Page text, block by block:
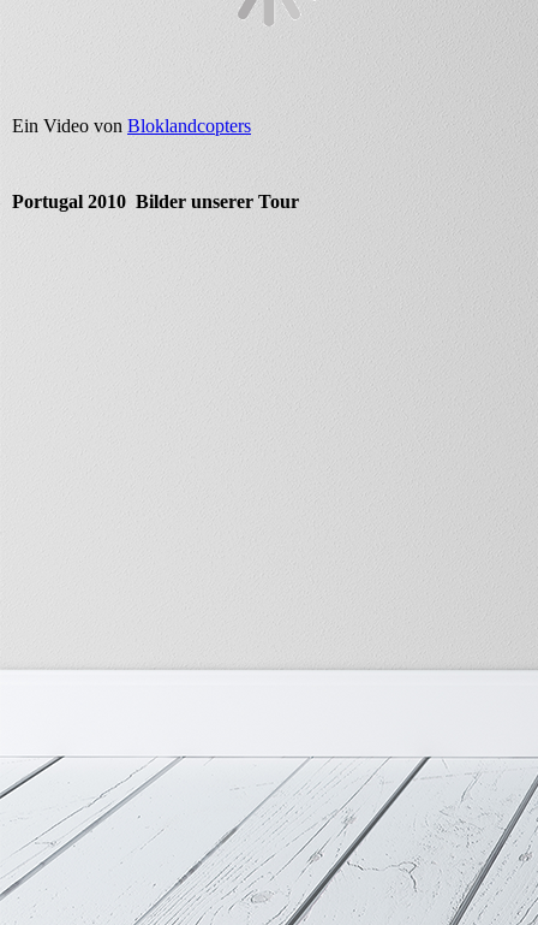
Ein Video von Bloklandcopters
Portugal 2010 Bilder unserer Tour